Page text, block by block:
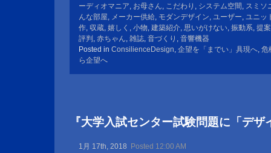
ーディオマニア, お母さん, こだわり , システム空間 , スミソ
んな部屋, メーカー供給, モダンデザイン, ユーザー, ユニッ
作, 収蔵, 嬉しく , 小物, 建築紹介, 思いがけない, 振動系, 提案
評判 , 赤ちゃん, 雑誌, 音づくり , 音響機器
Posted in ConsilienceDesign, 企望を「までい」具現へ, 危
ら企望へ
『大学入試センター試験問題に「デザ
1月 17th, 2018 Posted 12:00 AM